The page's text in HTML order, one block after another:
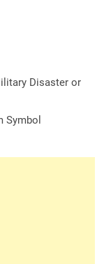
Disaster or
Symbol